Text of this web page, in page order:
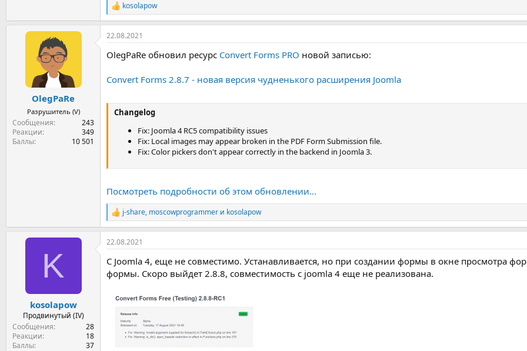
Р
е
а
к
и
:
kosolapow
OlegPaRe
Разрушитель (V)
Сообщения
243
Реакции
349
Баллы
10 501
22.08.2021
OlegPaRe обновил ресурс Convert Forms PRO новой записью:
Convert Forms 2.8.7 - новая версия чудненького расширения Joomla
Changelog
Fix: Joomla 4 RC5 compatibility issues
Fix: Local images may appear broken in the PDF Form Submission file.
Fix: Color pickers don't appear correctly in the backend in Joomla 3.
Посмотреть подробности об этом обновлении...
Р
е
а
к
и
и
j-share, moscowprogrammer и kosolapow
K
kosolapow
Продвинутый (IV)
Сообщения
28
Реакции
18
Баллы
37
22.08.2021
С Joomla 4, еще не совместимо. Устанавливается, но при создании формы в окне просмотра
формы. Скоро выйдет 2.8.8, совместимость с joomla 4 еще не реализована.